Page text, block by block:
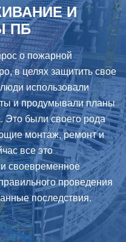
И
ПБ
о пожарной
в целях защитить свое
использовали
и продумывали планы
Это были своего рода
монтаж, ремонт и
все это
и своевременное
проведения
последствия.